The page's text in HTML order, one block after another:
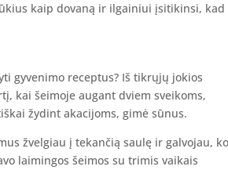
kaip dovaną ir ilgainiui įsitikinsi, kad
gyvenimo receptus? Iš tikrųjų jokios
kai šeimoje augant dviem sveikoms,
žydint akacijoms, gimė sūnus.
žvelgiau į tekančią saulę ir galvojau,
laimingos šeimos su trimis vaikais